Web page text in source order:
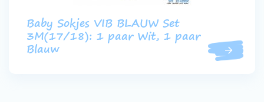
Baby Sokjes VIB BLAUW Set
3M(17/18): 1 paar Wit, 1 paar
Blauw